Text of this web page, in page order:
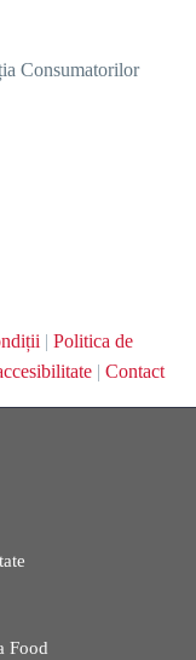
Consumatorilor
| Politica de
| Contact
Food